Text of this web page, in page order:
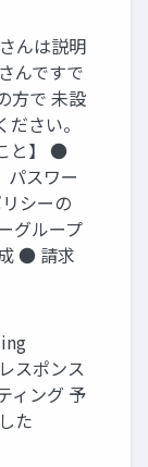
んは説明
んですで
方で 未設
さい。
と】 ●
パスワー
シーの
グループ
● 請求
スポンス
ィング 予
た